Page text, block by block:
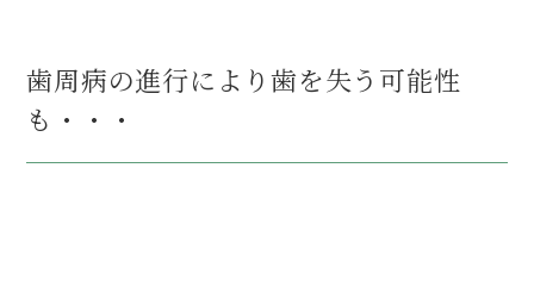
歯周病の進行により歯を失う可能性
も・・・